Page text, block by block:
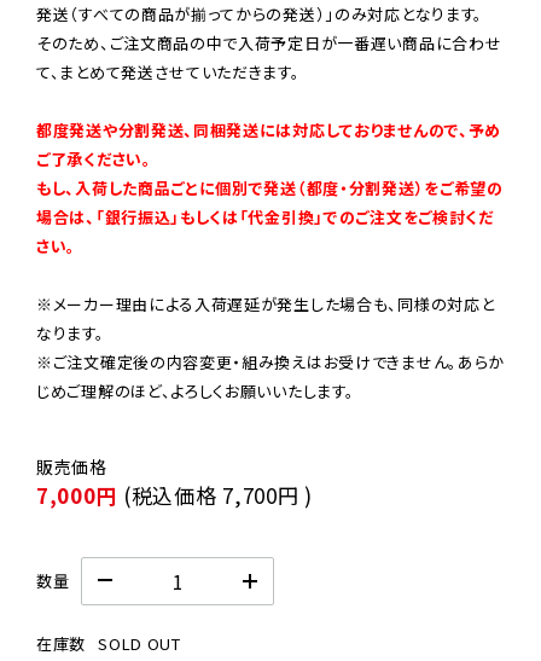
発送（すべての商品が揃ってからの発送）」のみ対応となります。
そのため、ご注文商品の中で入荷予定日が一番遅い商品に合わせ
て、まとめて発送させていただきます。
都度発送や分割発送、同梱発送には対応しておりませんので、予め
ご了承ください。
もし、入荷した商品ごとに個別で発送（都度・分割発送）をご希望の
場合は、「銀行振込」もしくは「代金引換」でのご注文をご検討くだ
さい。
※メーカー理由による入荷遅延が発生した場合も、同様の対応と
なります。
※ご注文確定後の内容変更・組み換えはお受けできません。あらか
じめご理解のほど、よろしくお願いいたします。
7,000円 (税込価格 7,700円 )
数量
在庫数 SOLD OUT